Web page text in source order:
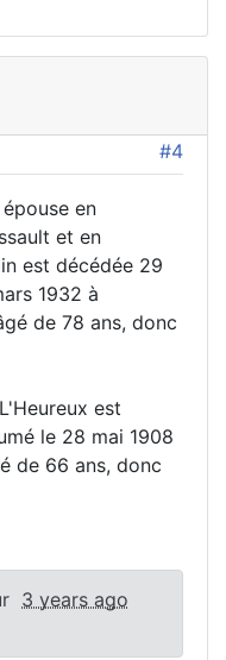
#4
en
et en
est décédée 29
1932 à
de 78 ans, donc
est
le 28 mai 1908
de 66 ans, donc
3 years ago